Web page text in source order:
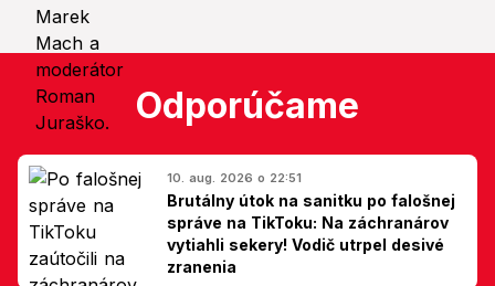
Odporúčame
10. aug. 2026 o 22:51
Brutálny útok na sanitku po falošnej
správe na TikToku: Na záchranárov
vytiahli sekery! Vodič utrpel desivé
zranenia